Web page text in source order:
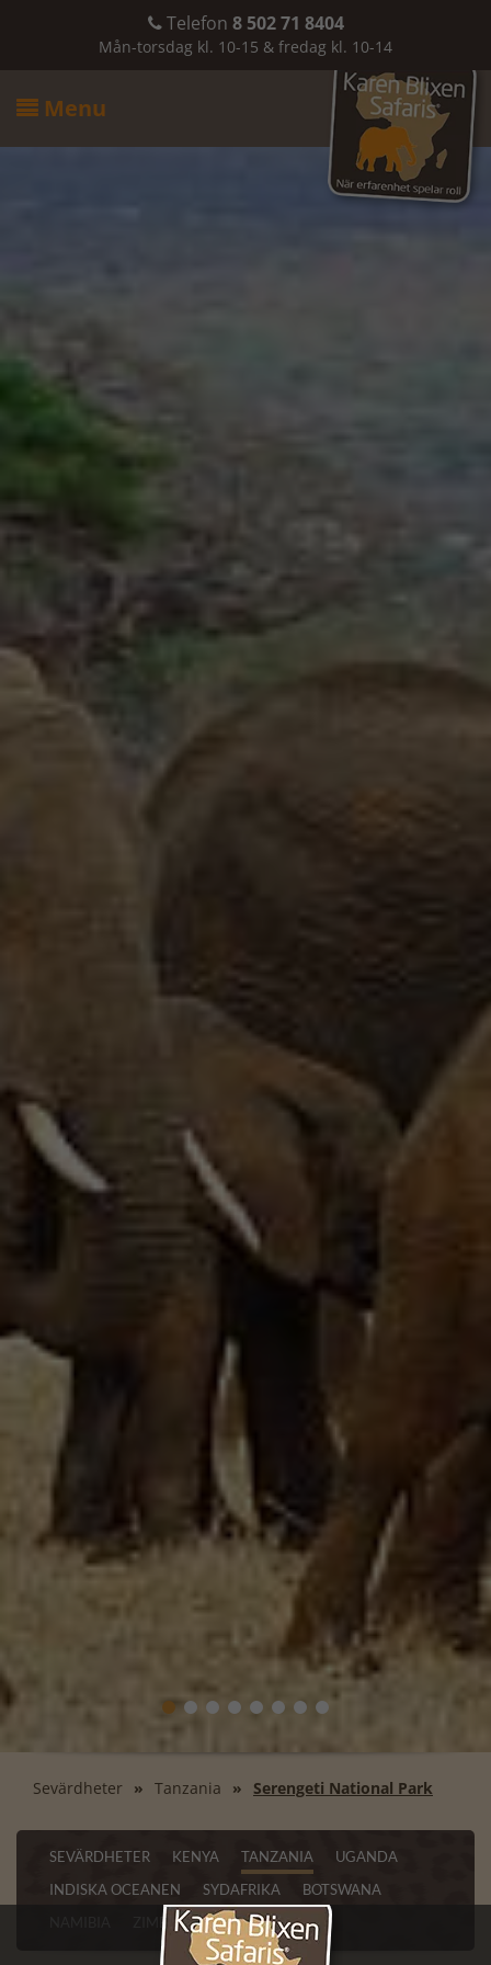
Telefon 8 502 71 8404
Mån-torsdag kl. 10-15 & fredag kl. 10-14
 Menu
Sevärdheter Tanzania Serengeti National Park
SEVÄRDHETER KENYA TANZANIA
UGANDA
INDISKA OCEANEN
SYDAFRIKA
BOTSWANA
ZIMBABWE